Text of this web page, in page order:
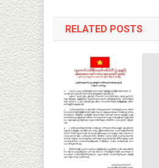
RELATED POSTS